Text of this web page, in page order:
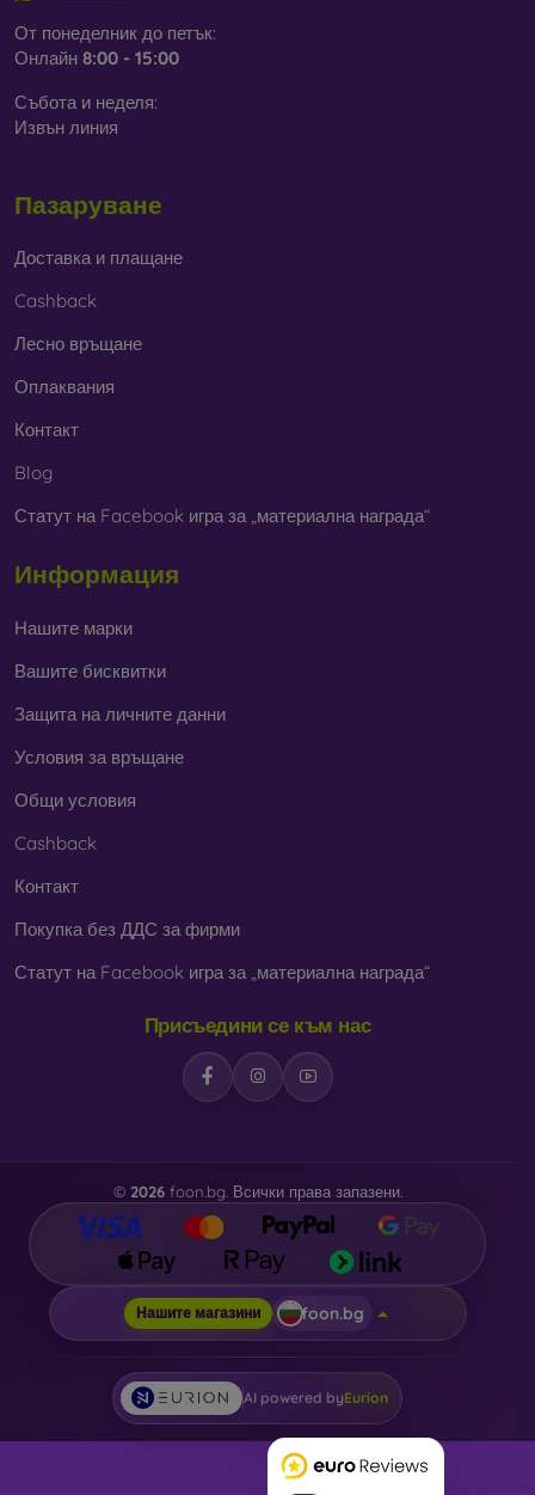
От понеделник до петък:
Онлайн 8:00 - 15:00
Събота и неделя:
Извън линия
Пазаруване
Доставка и плащане
Cashback
Лесно връщане
Оплаквания
Контакт
Blog
Статут на Facebook игра за „материална награда“
Информация
Нашите марки
Вашите бисквитки
Защита на личните данни
Условия за връщане
Общи условия
Cashback
Контакт
Покупка без ДДС за фирми
Статут на Facebook игра за „материална награда“
Присъедини се към нас
© 2026foon.bg. Всички права запазени.
Нашите магазини foon.bg
AI powered byEurion